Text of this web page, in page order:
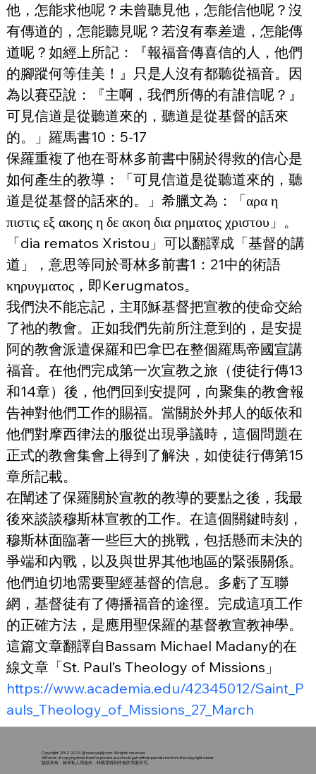
他，怎能求他呢？未曾聽見他，怎能信他呢？沒
有傳道的，怎能聽見呢？若沒有奉差遣，怎能傳
道呢？如經上所記：『報福音傳喜信的人，他們
的腳蹤何等佳美！』只是人沒有都聽從福音。因
為以賽亞說：『主啊，我們所傳的有誰信呢？』
可見信道是從聽道來的，聽道是從基督的話來
的。」羅馬書10：5-17
保羅重複了他在哥林多前書中關於得救的信心是
如何產生的教導：「可見信道是從聽道來的，聽
道是從基督的話來的。」希臘文為：「αρα η
πιστις εξ ακοης η δε ακοη δια ρηματος χριστου」。
「dia rematos Xristou」可以翻譯成「基督的講
道」，意思等同於哥林多前書1：21中的術語
κηρυγματος，即Kerugmatos。
我們決不能忘記，主耶穌基督把宣教的使命交給
了祂的教會。正如我們先前所注意到的，是安提
阿的教會派遣保羅和巴拿巴在整個羅馬帝國宣講
福音。在他們完成第一次宣教之旅（使徒行傳13
和14章）後，他們回到安提阿，向聚集的教會報
告神對他們工作的賜福。當關於外邦人的皈依和
他們對摩西律法的服從出現爭議時，這個問題在
正式的教會集會上得到了解決，如使徒行傳第15
章所記載。
在闡述了保羅關於宣教的教導的要點之後，我最
後來談談穆斯林宣教的工作。在這個關鍵時刻，
穆斯林面臨著一些巨大的挑戰，包括懸而未決的
爭端和內戰，以及與世界其他地區的緊張關係。
他們迫切地需要聖經基督的信息。多虧了互聯
網，基督徒有了傳播福音的途徑。完成這項工作
的正確方法，是應用聖保羅的基督教宣教神學。
這篇文章翻譯自Bassam Michael Madany的在
線文章「St. Paul’s Theology of Missions」
https://www.academia.edu/42345012/Saint_P
auls_Theology_of_Missions_27_March
Copyright 2002-2024 @www.ysljdj.com. All rights reserved.
All forms of copying other than for private use should get written permission from the copyright owner
版权所有，除作私人用途外，转载需得到作者的书面许可。